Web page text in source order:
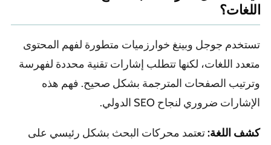
اللغات؟
تستخدم جوجل وبينغ خوارزميات متطورة لفهم المحتوى
متعدد اللغات، لكنها تتطلب إشارات تقنية محددة لفهرسة
وترتيب الصفحات المترجمة بشكل صحيح. فهم هذه
الإشارات ضروري لنجاح SEO الدولي.
كشف اللغة:تعتمد محركات البحث بشكل رئيسي على